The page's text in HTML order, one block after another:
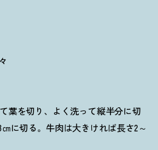
葉を切り、よく洗って縦半分に切
㎝に切る。牛肉は大きければ長さ2～